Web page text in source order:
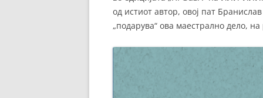
од истиот автор, овој пат
„подарува“ ова маестрално дело,